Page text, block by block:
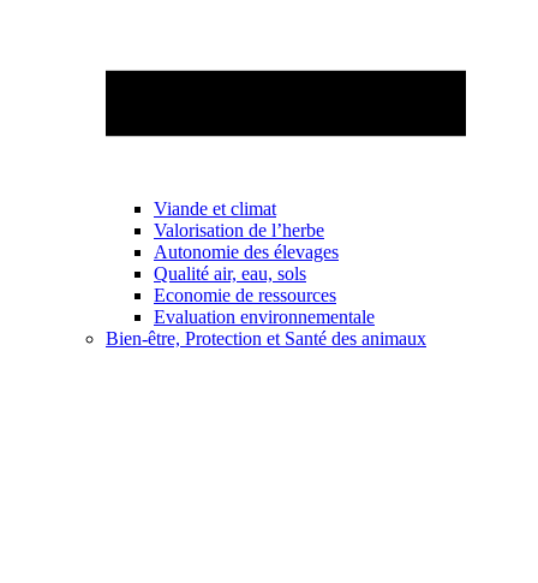
Viande et climat
Valorisation de l’herbe
Autonomie des élevages
Qualité air, eau, sols
Economie de ressources
Evaluation environnementale
Bien-être, Protection et Santé des animaux